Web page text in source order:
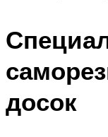
досок